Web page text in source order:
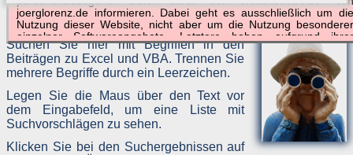
joerglorenz.de informieren. Dabei geht es ausschließlich um die
Nutzung dieser Website, nicht aber um die Nutzung besonderer
einzelner Softwareangebote. Letztere haben aufgrund ihrer
Funktionen Besonderheiten, so dass verschiedene Daten
gespeichert werden müssen, die für das Funktionieren erforderlich
sind. Hier ist es wichtig, dass Sie selbst zum Testen dieser
Funktionen möglichst erfundene Daten verwenden. Ansonsten wird
auf die spezifischen Besonderheiten beim jeweiligen Angebot
gesondert hingewiesen.
Generell gilt: Wenn Sie ein Angebot bei den Add-Ins nutzen, bei
dem Daten übertragen werden, werden diese Daten auf dem
Keine Suchergebnisse.
Suchen Sie hier mit Begriffen in den
Beiträgen zu Excel und VBA. Trennen Sie
mehrere Begriffe durch ein Leerzeichen.
Legen Sie die Maus über den Text vor
dem Eingabefeld, um eine Liste mit
Suchvorschlägen zu sehen.
Klicken Sie bei den Suchergebnissen auf